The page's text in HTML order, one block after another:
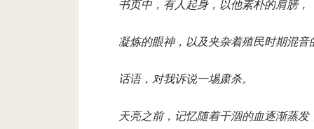
书页中，有人起身，以他素朴的肩膀，
凝炼的眼神，以及夹杂着殖民时期混音
话语，对我诉说一埸肃杀。
天亮之前，记忆随着干涸的血逐渐蒸发